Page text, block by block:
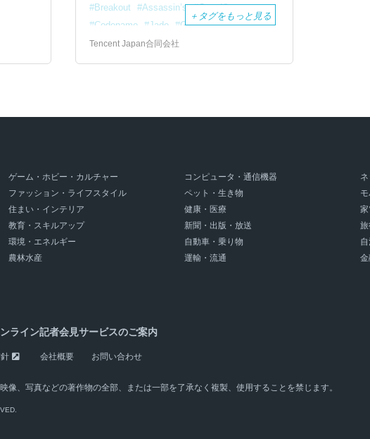
Breakout
Assassin’s
Creed®
Codename
Jade GTFO
Stampede:
Racing
Royale SYNCED
＋ タグをもっと見る
Tencent Japan合同会社
ゲーム・ホビー・カルチャー コンピュータ・通信機器
ファッション・ライフスタイル ペット・生き物
住まい・インテリア 健康・医療
家
教育・スキルアップ 新聞・出版・放送
旅
環境・エネルギー 自動車・乗り物
農林水産 運輸・流通
ライン記者会見サービスのご案内
会社概要 お問い合わせ
像、写真などの著作物の全部、または一部を了承なく複製、使用することを禁じます。